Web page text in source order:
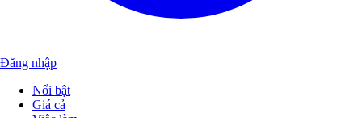
Đăng nhập
Nổi bật
Giá cả